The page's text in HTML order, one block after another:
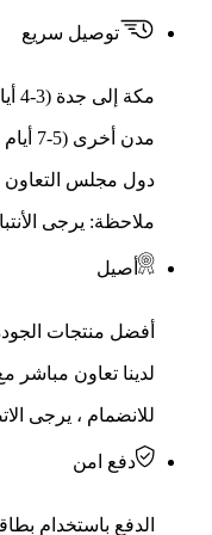
توصيل سريع
مكة إلى جدة (3-4 أيام عمل)
مدن أخرى (5-7 أيام عمل)
دول مجلس التعاون الخليجي
ملاحظة: يرجى
أصيل
أفضل منتجات
لدينا تعاون مباشر
للانضمام ، يرجى
دفع امن
الدفع باستخدام